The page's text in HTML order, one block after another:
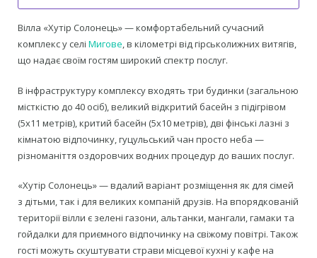
Вілла «Хутір Солонець» — комфортабельний сучасний
комплекс у селі Мигове, в кілометрі від гірськолижних витягів,
що надає своїм гостям широкий спектр послуг.
В інфраструктуру комплексу входять три будинки (загальною
місткістю до 40 осіб), великий відкритий басейн з підігрівом
(5х11 метрів), критий басейн (5х10 метрів), дві фінські лазні з
кімнатою відпочинку, гуцульський чан просто неба —
різноманіття оздоровчих водних процедур до ваших послуг.
«Хутір Солонець» — вдалий варіант розміщення як для сімей
з дітьми, так і для великих компаній друзів. На впорядкованій
території вілли є зелені газони, альтанки, мангали, гамаки та
гойдалки для приємного відпочинку на свіжому повітрі. Також
гості можуть скуштувати страви місцевої кухні у кафе на